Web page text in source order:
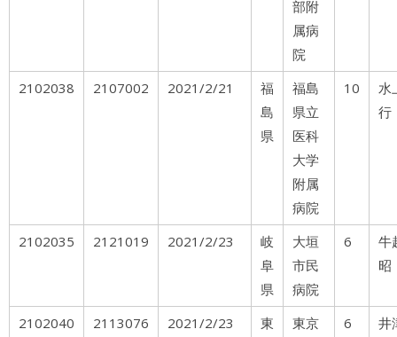
部附
属病
院
2102038 2107002 2021/2/21
福
島
県
福島
県立
医科
大学
附属
病院
10
水
行
2102035 2121019 2021/2/23
岐
阜
県
大垣
市民
病院
6
牛
昭
2102040 2113076 2021/2/23
東
東京
6
井